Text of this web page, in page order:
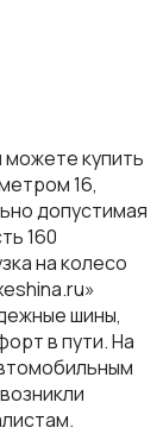
можете купить
16,
допустимая
160
на колесо
шины,
в пути. На